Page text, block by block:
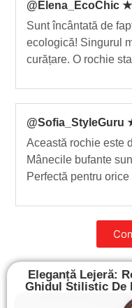
Sunt încântată de
ecologică! Singurul
curățare. O rochie
Această rochie este
Mânecile bufante
Perfectă pentru
Eleganță Lejeră:
Ghidul Stilistic De